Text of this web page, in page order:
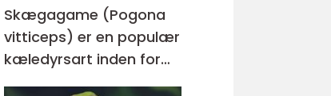
Skægagame (Pogona
vitticeps) er en populær
kæledyrsart inden for
reptilverdenen